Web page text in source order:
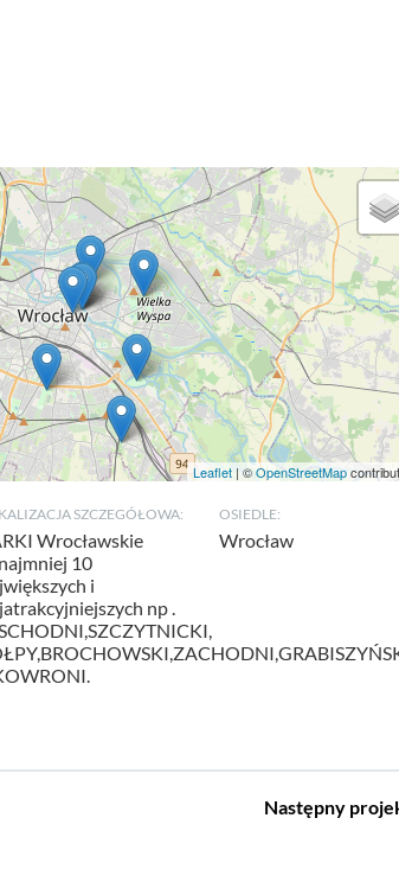
Leaflet| ©OpenStreetMap
SZCZEGÓŁOWA:
Wrocławskie
10
i
np .
OSIEDLE:
Wrocław
Następny